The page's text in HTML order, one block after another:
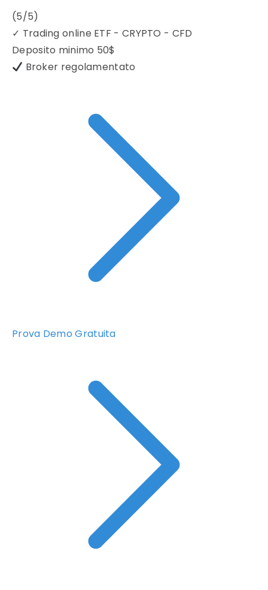
(5/5)
✓ Trading online ETF - CRYPTO - CFD
Deposito minimo 50$
Broker regolamentato
Prova Demo Gratuita